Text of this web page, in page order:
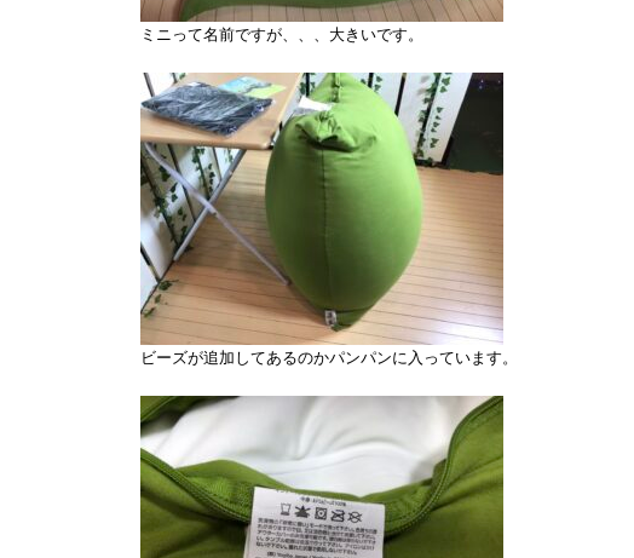
ミニって名前ですが、、、大きいです。
ビーズが追加してあるのかパンパンに入っています。